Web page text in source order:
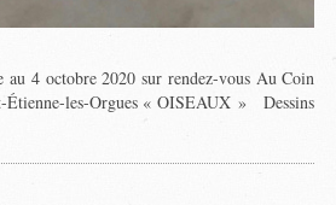
au 4 octobre 2020 sur rendez-vous Au Coin
Étienne-les-Orgues « OISEAUX » Dessins